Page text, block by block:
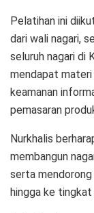
Pelatihan ini
dari wali nagari,
seluruh nagari di
mendapat
keamanan
pemasaran
Nurkhalis
membangun
serta
hingga ke tingkat